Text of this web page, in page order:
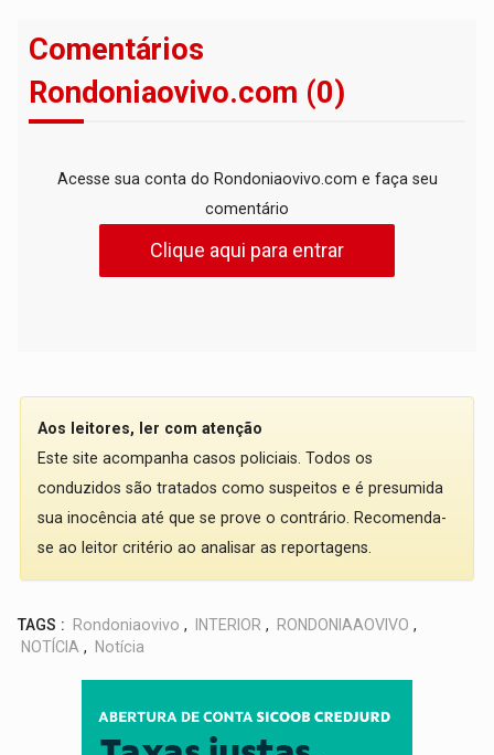
Comentários
Rondoniaovivo.com (0)
Acesse sua conta do Rondoniaovivo.com e faça seu
comentário
Clique aqui para entrar
Aos leitores, ler com atenção
Este site acompanha casos policiais. Todos os
conduzidos são tratados como suspeitos e é presumida
sua inocência até que se prove o contrário. Recomenda-
se ao leitor critério ao analisar as reportagens.
TAGS : Rondoniaovivo , INTERIOR , RONDONIAAOVIVO ,
NOTÍCIA , Notícia